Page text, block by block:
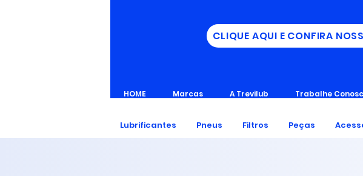
CLIQUE AQUI E CONFIRA
HOME Marcas A Trevilub Trabalhe
Lubrificantes Pneus Filtros Peças